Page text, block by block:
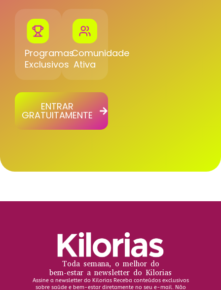
Programas
Exclusivos
Comunidade
Ativa
ENTRAR
GRATUITAMENTE
Toda semana, o melhor do
bem-estar a newsletter do Kilorias
Assine a newsletter do Kilorias Receba conteúdos exclusivos
sobre saúde e bem-estar diretamente no seu e-mail. Não